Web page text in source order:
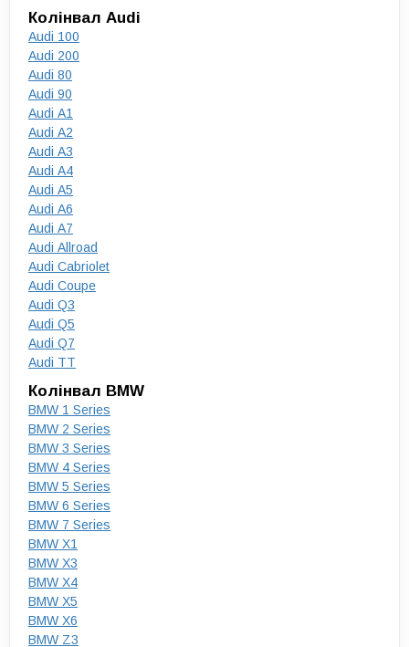
Колінвал Audi
Audi 100
Audi 200
Audi 80
Audi 90
Audi A1
Audi A2
Audi A3
Audi A4
Audi A5
Audi A6
Audi A7
Audi Allroad
Audi Cabriolet
Audi Coupe
Audi Q3
Audi Q5
Audi Q7
Audi TT
Колінвал BMW
BMW 1 Series
BMW 2 Series
BMW 3 Series
BMW 4 Series
BMW 5 Series
BMW 6 Series
BMW 7 Series
BMW X1
BMW X3
BMW X4
BMW X5
BMW X6
BMW Z3